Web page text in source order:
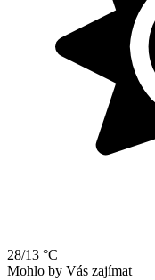
28/13 °C
Mohlo by Vás zajímat